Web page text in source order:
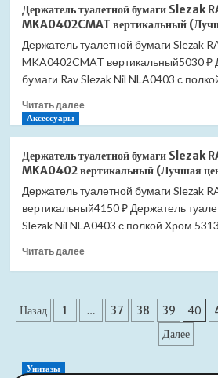
0046-
(Лучшая
цена)
инсталляции
TECE
Base
с
унитазом
Торнадо
TC-
0046-
UQ1/3
(Лучшая
цена)
Держатель туалетной бумаги Slezak
MKA0402CMAT вертикальный
Держатель туалетной бумаги Slezak
MKA0402CMAT вертикальный5030 ₽
бумаги Rav Slezak Nil NLA0403 с
Читать далееПрочитать
туалетной
бумаги
Slezak
RAV
Morava
вертикальный
Аксессуары
Держатель туалетной бумаги Slezak
MKA0402 вертикальный (Лучшая
Держатель туалетной бумаги Slezak
вертикальный4150 ₽ Держатель
Slezak Nil NLA0403 с полкой Хром
Читать далееПрочитать
туалетной
бумаги
Пагинация
Назад 1 … 37 38 39 40
Далее
Унитазы